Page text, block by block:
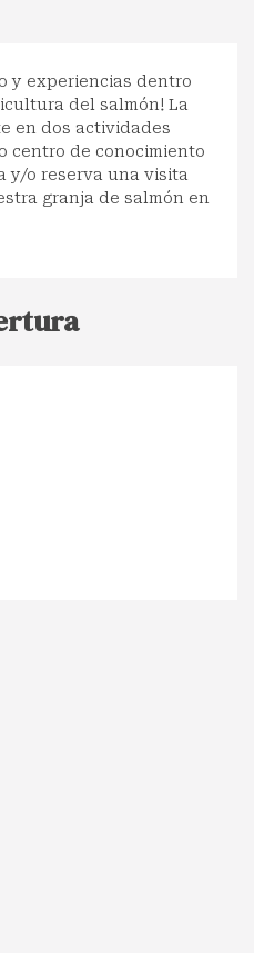
y experiencias dentro
del salmón! La
en dos actividades
centro de conocimiento
y/o reserva una visita
granja de salmón en